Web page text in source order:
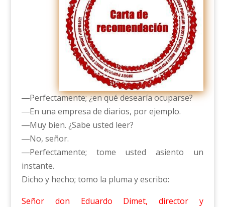
―Perfectamente; ¿en qué desearía ocuparse?
―En una empresa de diarios, por ejemplo.
―Muy bien. ¿Sabe usted leer?
―No, señor.
―Perfectamente; tome usted asiento un
instante.
Dicho y hecho; tomo la pluma y escribo:
Señor don Eduardo Dimet, director y